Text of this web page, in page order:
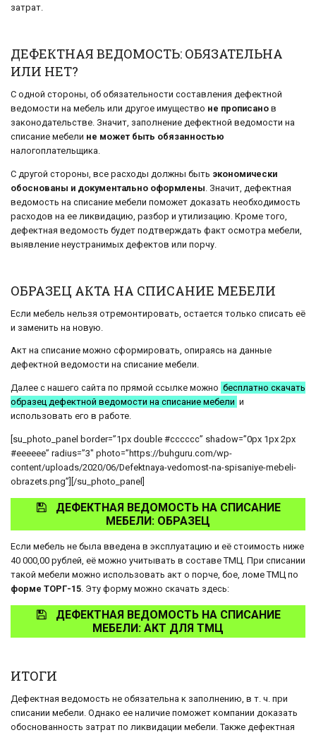
затрат.
ДЕФЕКТНАЯ ВЕДОМОСТЬ: ОБЯЗАТЕЛЬНА
ИЛИ НЕТ?
С одной стороны, об обязательности составления дефектной
ведомости на мебель или другое имущество не прописано в
законодательстве. Значит, заполнение дефектной ведомости на
списание мебели не может быть обязанностью
налогоплательщика.
С другой стороны, все расходы должны быть экономически
обоснованы и документально оформлены . Значит, дефектная
ведомость на списание мебели поможет доказать необходимость
расходов на ее ликвидацию, разбор и утилизацию. Кроме того,
дефектная ведомость будет подтверждать факт осмотра мебели,
выявление неустранимых дефектов или порчу.
ОБРАЗЕЦ АКТА НА СПИСАНИЕ МЕБЕЛИ
Если мебель нельзя отремонтировать, остается только списать её
и заменить на новую.
Акт на списание можно сформировать, опираясь на данные
дефектной ведомости на списание мебели.
Далее с нашего сайта по прямой ссылке можно бесплатно скачать
образец дефектной ведомости на списание мебели и
использовать его в работе.
[su_photo_panel border=”1px double #cccccc” shadow=”0px 1px 2px
#eeeeee” radius=”3″ photo=”https://buhguru.com/wp-
content/uploads/2020/06/Defektnaya-vedomost-na-spisaniye-mebeli-
obrazets.png”][/su_photo_panel]
ДЕФЕКТНАЯ ВЕДОМОСТЬ НА СПИСАНИЕ
МЕБЕЛИ: ОБРАЗЕЦ
Если мебель не была введена в эксплуатацию и её стоимость ниже
40 000,00 рублей, её можно учитывать в составе ТМЦ. При списании
такой мебели можно использовать акт о порче, бое, ломе ТМЦ по
форме ТОРГ-15 . Эту форму можно скачать здесь:
ДЕФЕКТНАЯ ВЕДОМОСТЬ НА СПИСАНИЕ
МЕБЕЛИ: АКТ ДЛЯ ТМЦ
ИТОГИ
Дефектная ведомость не обязательна к заполнению, в т. ч. при
списании мебели. Однако ее наличие поможет компании доказать
обоснованность затрат по ликвидации мебели. Также дефектная